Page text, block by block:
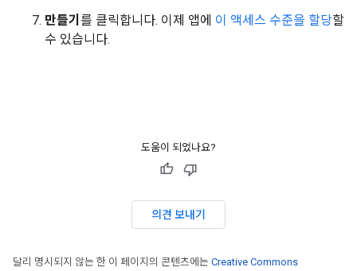
만들기 를 클릭합니다. 이제 앱에 이 액세스 수준을 할당할
수 있습니다.
도움이 되었나요?
의견 보내기
달리 명시되지 않는 한 이 페이지의 콘텐츠에는 Creative Commons